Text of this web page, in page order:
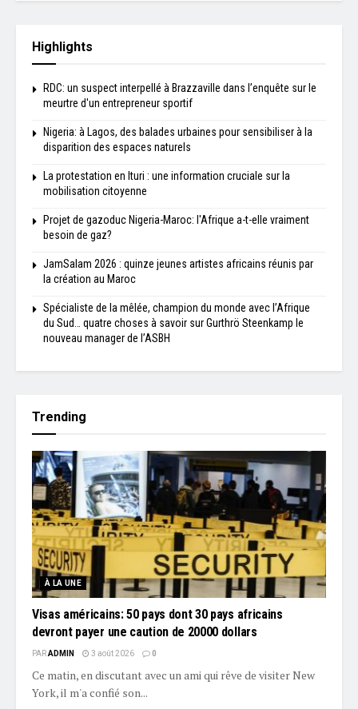
Highlights
RDC: un suspect interpellé à Brazzaville dans l’enquête sur le
meurtre d'un entrepreneur sportif
Nigeria: à Lagos, des balades urbaines pour sensibiliser à la
disparition des espaces naturels
La protestation en Ituri : une information cruciale sur la
mobilisation citoyenne
Projet de gazoduc Nigeria-Maroc: l'Afrique a-t-elle vraiment
besoin de gaz?
JamSalam 2026 : quinze jeunes artistes africains réunis par
la création au Maroc
Spécialiste de la mêlée, champion du monde avec l’Afrique
du Sud… quatre choses à savoir sur Gurthrö Steenkamp le
nouveau manager de l’ASBH
Trending
À LA UNE
Visas américains: 50 pays dont 30 pays africains
devront payer une caution de 20000 dollars
PARADMIN 3 août 2026 0
Ce matin, en discutant avec un ami qui rêve de visiter New
York, il m'a confié son...